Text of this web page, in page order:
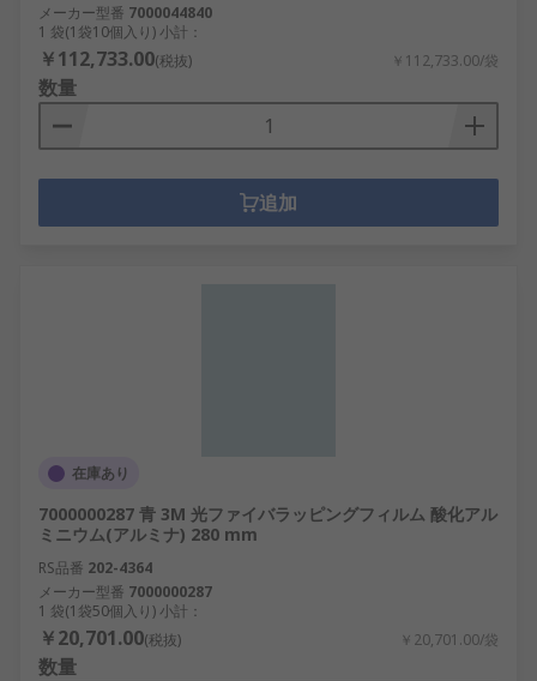
メーカー型番 7000044840
1 袋(1袋10個入り) 小計：
￥112,733.00(税抜) ￥112,733.00/袋
数量
追加
在庫あり
7000000287 青 3M 光ファイバラッピングフィルム 酸化アル
ミニウム(アルミナ) 280 mm
RS品番 202-4364
メーカー型番 7000000287
1 袋(1袋50個入り) 小計：
￥20,701.00(税抜) ￥20,701.00/袋
数量